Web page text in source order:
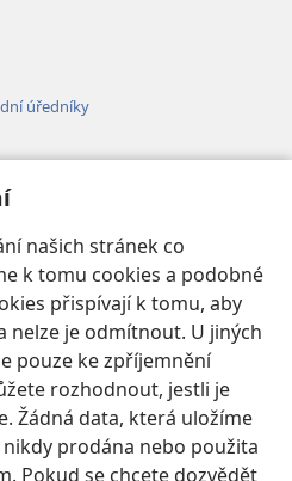
našich stránek co
k tomu cookies a podobné
přispívají k tomu, aby
nelze je odmítnout. U jiných
pouze ke zpříjemnění
rozhodnout, jestli je
Žádná data, která uložíme
prodána nebo použita
Pokud se chcete dozvědět
úředníky
věže